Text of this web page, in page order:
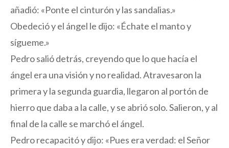
añadió: «Ponte el cinturón y las sandalias.»
Obedeció y el ángel le dijo: «Échate el manto y
sígueme.»
Pedro salió detrás, creyendo que lo que hacía el
ángel era una visión y no realidad. Atravesaron la
primera y la segunda guardia, llegaron al portón de
hierro que daba a la calle, y se abrió solo. Salieron, y al
final de la calle se marchó el ángel.
Pedro recapacitó y dijo: «Pues era verdad: el Señor